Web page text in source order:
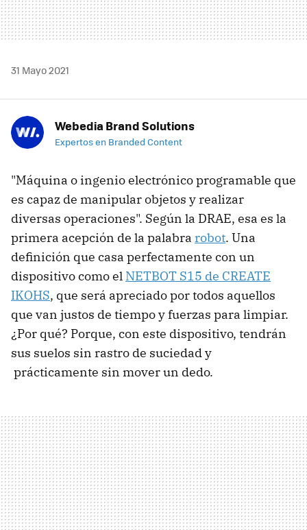
31 Mayo 2021
Webedia Brand Solutions
Expertos en Branded Content
"Máquina o ingenio electrónico programable que
es capaz de manipular objetos y realizar
diversas operaciones". Según la DRAE, esa es la
primera acepción de la palabra robot. Una
definición que casa perfectamente con un
dispositivo como el NETBOT S15 de CREATE
IKOHS, que será apreciado por todos aquellos
que van justos de tiempo y fuerzas para limpiar.
¿Por qué? Porque, con este dispositivo, tendrán
sus suelos sin rastro de suciedad y
prácticamente sin mover un dedo.